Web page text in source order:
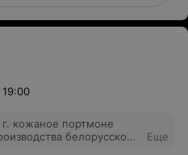
19:00
кожаное портмоне
белорусской
Еще